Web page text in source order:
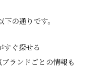
の通りです。
すぐ探せる
ランドごとの情報も